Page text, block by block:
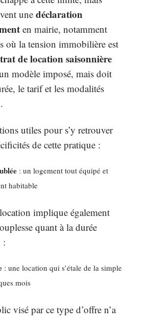
une déclaration
en mairie, notamment
où la tension immobilière est
de location saisonnière
modèle imposé, mais doit
le tarif et les modalités
utiles pour s’y retrouver
de cette pratique :
: un logement tout équipé et
habitable
implique également
quant à la durée
:
: une location qui s’étale de la simple
mois
visé par ce type d’offre n’a